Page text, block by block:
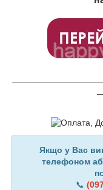
Якщо у Вас
телефоном
📞